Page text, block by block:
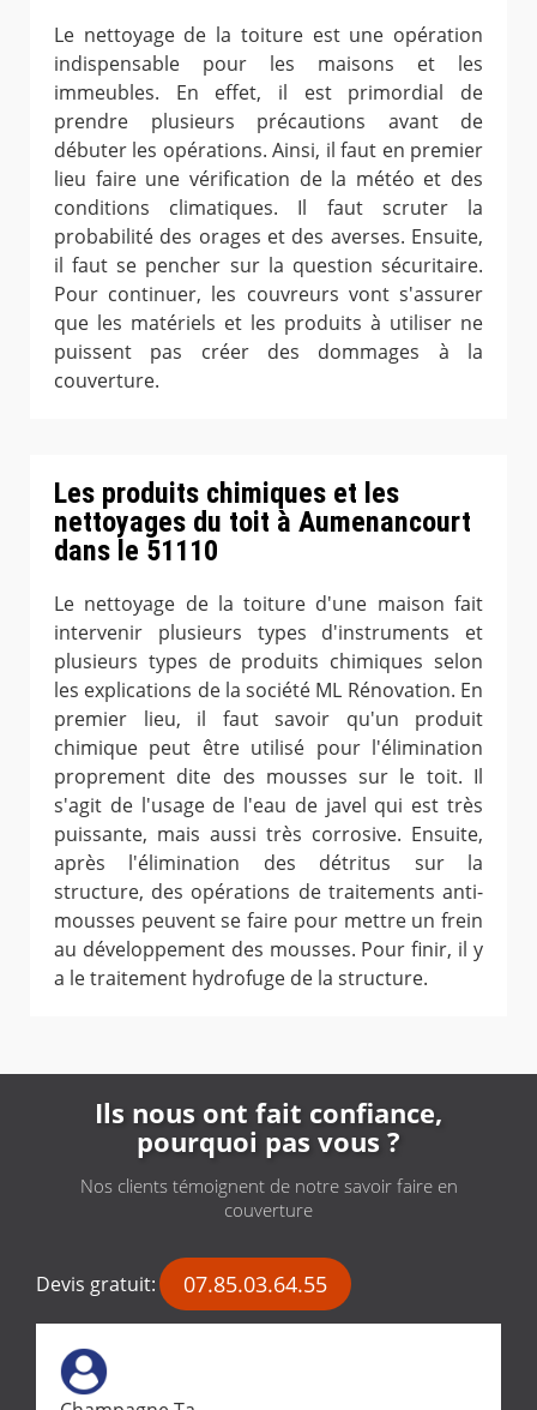
Le nettoyage de la toiture est une opération
indispensable pour les maisons et les
immeubles. En effet, il est primordial de
prendre plusieurs précautions avant de
débuter les opérations. Ainsi, il faut en premier
lieu faire une vérification de la météo et des
conditions climatiques. Il faut scruter la
probabilité des orages et des averses. Ensuite,
il faut se pencher sur la question sécuritaire.
Pour continuer, les couvreurs vont s'assurer
que les matériels et les produits à utiliser ne
puissent pas créer des dommages à la
couverture.
Les produits chimiques et les
nettoyages du toit à Aumenancourt
dans le 51110
Le nettoyage de la toiture d'une maison fait
intervenir plusieurs types d'instruments et
plusieurs types de produits chimiques selon
les explications de la société ML Rénovation. En
premier lieu, il faut savoir qu'un produit
chimique peut être utilisé pour l'élimination
proprement dite des mousses sur le toit. Il
s'agit de l'usage de l'eau de javel qui est très
puissante, mais aussi très corrosive. Ensuite,
après l'élimination des détritus sur la
structure, des opérations de traitements anti-
mousses peuvent se faire pour mettre un frein
au développement des mousses. Pour finir, il y
a le traitement hydrofuge de la structure.
Ils nous ont fait confiance,
pourquoi pas vous ?
Nos clients témoignent de notre savoir faire en
couverture
Devis gratuit: 07.85.03.64.55